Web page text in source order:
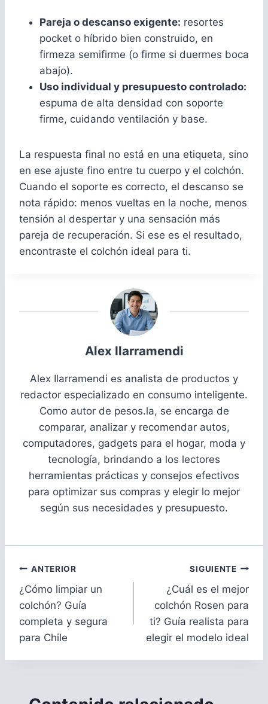
Pareja o descanso exigente: resortes
pocket o híbrido bien construido, en
firmeza semifirme (o firme si duermes boca
abajo).
Uso individual y presupuesto controlado:
espuma de alta densidad con soporte
firme, cuidando ventilación y base.
La respuesta final no está en una etiqueta, sino
en ese ajuste fino entre tu cuerpo y el colchón.
Cuando el soporte es correcto, el descanso se
nota rápido: menos vueltas en la noche, menos
tensión al despertar y una sensación más
pareja de recuperación. Si ese es el resultado,
encontraste el colchón ideal para ti.
Alex Ilarramendi
Alex Ilarramendi es analista de productos y
redactor especializado en consumo inteligente.
Como autor de pesos.la, se encarga de
comparar, analizar y recomendar autos,
computadores, gadgets para el hogar, moda y
tecnología, brindando a los lectores
herramientas prácticas y consejos efectivos
para optimizar sus compras y elegir lo mejor
según sus necesidades y presupuesto.
Navegación
de
entradas
ANTERIOR
¿Cómo limpiar un
colchón? Guía
completa y segura
para Chile
SIGUIENTE
¿Cuál es el mejor
colchón Rosen para
ti? Guía realista para
elegir el modelo ideal